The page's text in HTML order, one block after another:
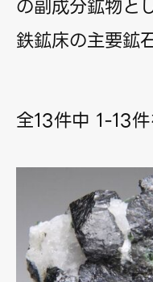
の副成分鉱物と
鉄鉱床の主要鉱
全13件中 1-13